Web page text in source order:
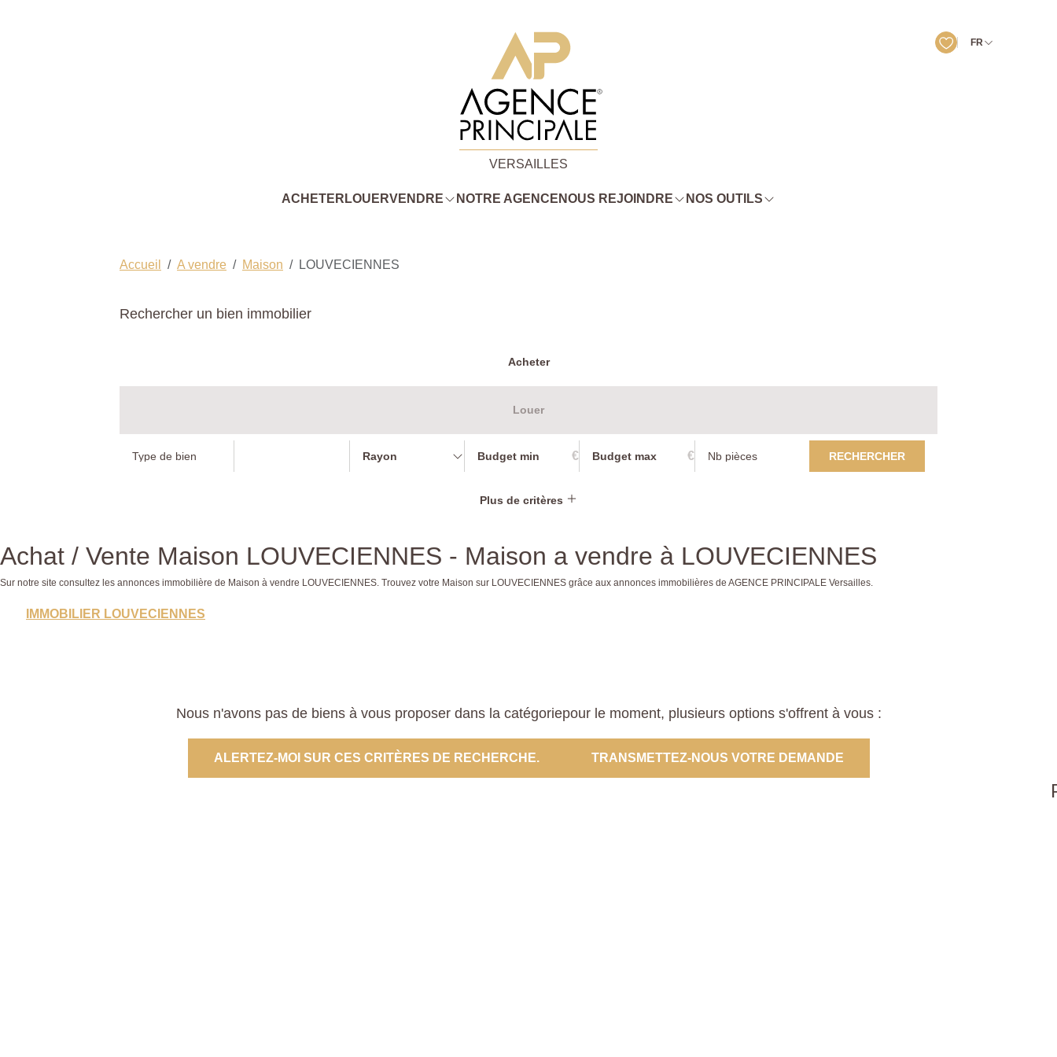
FR
VERSAILLES
ACHETER LOUERVENDRE NOTRE AGENCE NOUS REJOINDRE NOS OUTILS
Accueil A vendre Maison LOUVECIENNES
Rechercher un bien immobilier
Acheter
Louer
Rayon € € RECHERCHER
Plus de critères
Achat / Vente Maison LOUVECIENNES - Maison a vendre à LOUVECIENNES
Sur notre site consultez les annonces immobilière de Maison à vendre LOUVECIENNES. Trouvez votre Maison sur LOUVECIENNES grâce aux annonces immobilières de AGENCE PRINCIPALE Versailles.
IMMOBILIER LOUVECIENNES
Nous n'avons pas de biens à vous proposer dans la catégoriepour le moment, plusieurs options s'offrent à vous :
ALERTEZ-MOI SUR CES CRITÈRES DE RECHERCHE. TRANSMETTEZ-NOUS VOTRE DEMANDE